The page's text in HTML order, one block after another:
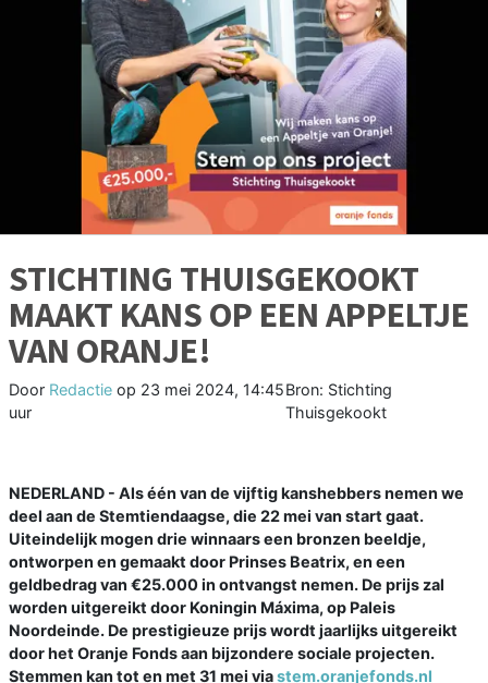
STICHTING THUISGEKOOKT
MAAKT KANS OP EEN APPELTJE
VAN ORANJE!
Door Redactie op 23 mei 2024, 14:45
uur
Bron: Stichting
Thuisgekookt
NEDERLAND - Als één van de vijftig kanshebbers nemen we
deel aan de Stemtiendaagse, die 22 mei van start gaat.
Uiteindelijk mogen drie winnaars een bronzen beeldje,
ontworpen en gemaakt door Prinses Beatrix, en een
geldbedrag van €25.000 in ontvangst nemen. De prijs zal
worden uitgereikt door Koningin Máxima, op Paleis
Noordeinde. De prestigieuze prijs wordt jaarlijks uitgereikt
door het Oranje Fonds aan bijzondere sociale projecten.
Stemmen kan tot en met 31 mei viastem.oranjefonds.nl